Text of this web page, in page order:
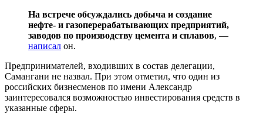
На встрече обсуждались добыча и создание
нефте- и газоперерабатывающих предприятий,
заводов по производству цемента и сплавов, —
написал он.
Предпринимателей, входивших в состав делегации,
Самангани не назвал. При этом отметил, что один из
российских бизнесменов по имени Александр
заинтересовался возможностью инвестирования средств в
указанные сферы.